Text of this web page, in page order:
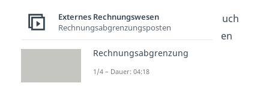
Anlagevermögens wird hier auch
nicht auf Basis von AfA-Tabellen
ermittelt, sonderngeschätzt
Hier siehst du nochmal die
Externes Rechnungswesen
Rechnungsabgrenzungsposten
Rechnungsabgrenzung
1/4 – Dauer: 04:18